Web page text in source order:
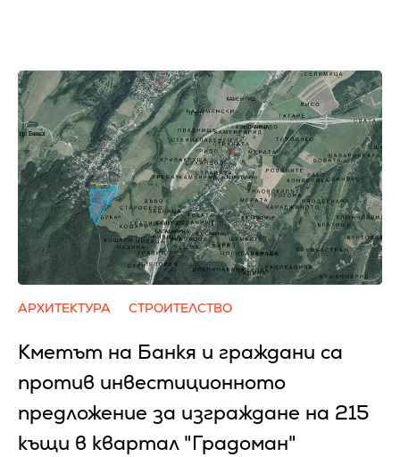
АРХИТЕКТУРА СТРОИТЕЛСТВО
Кметът на Банкя и граждани са
против инвестиционното
предложение за изграждане на 215
къщи в квартал "Градоман"